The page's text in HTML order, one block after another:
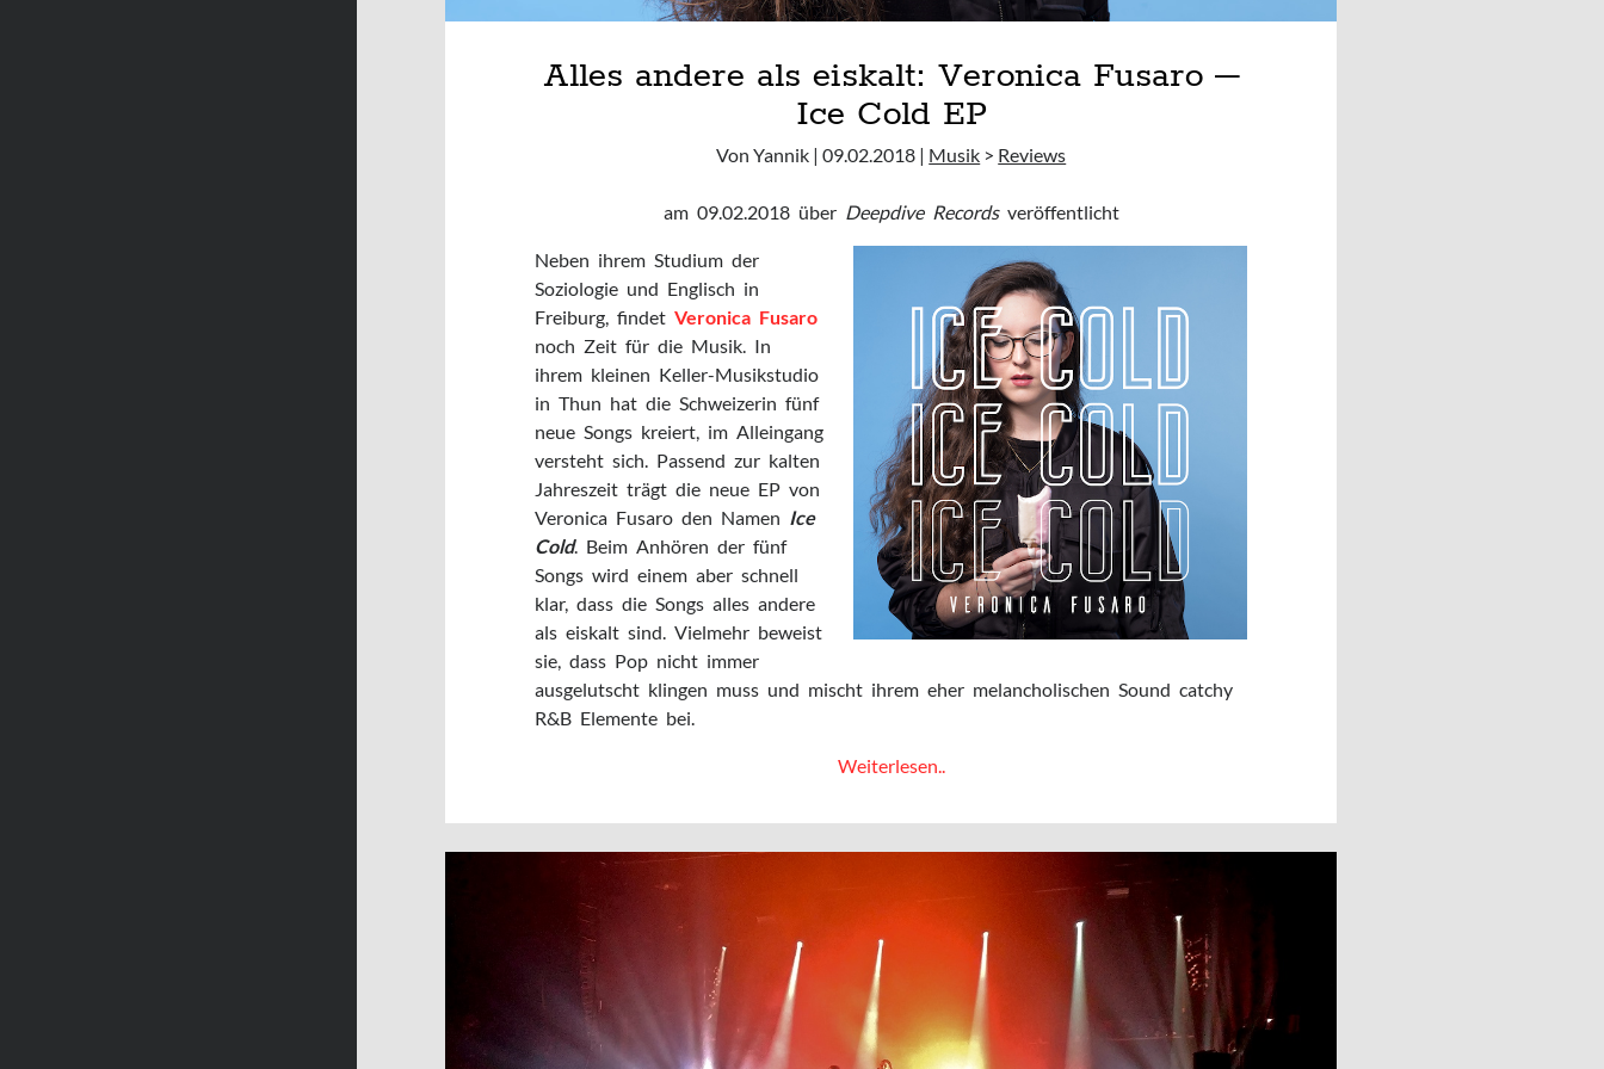
Alles andere als eiskalt: Veronica Fusaro –
Ice Cold EP
Von Yannik | 09.02.2018 | Musik > Reviews
am 09.02.2018 über Deepdive Recordsveröffentlicht
Neben ihrem Studium der
Soziologie und Englisch in
Freiburg, findetVeronica Fusaro
noch Zeit für die Musik. In
ihrem kleinen Keller-Musikstudio
in Thun hat die Schweizerin fünf
neue Songs kreiert, im Alleingang
versteht sich. Passend zur kalten
Jahreszeit trägt die neue EP von
Veronica Fusaro den Namen Ice
Cold. Beim Anhören der fünf
Songs wird einem aber schnell
klar, dass die Songs alles andere
als eiskalt sind. Vielmehr beweist
sie, dass Pop nicht immer
ausgelutscht klingen muss und mischt ihrem eher melancholischen Sound catchy
R&B Elemente bei.
Weiterlesen..
als
eiskalt:
Cold
EP